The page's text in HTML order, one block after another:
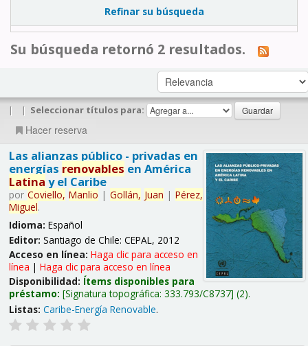
Refinar su búsqueda
Su búsqueda retornó 2 resultados.
| | Seleccionar títulos para:
Hacer reserva
Las alianzas público - privadas en
energías renovables en América
Latina y el Caribe
por Coviello, Manlio | Gollán, Juan | Pérez,
Miguel.
Idioma: Español
Editor: Santiago de Chile: CEPAL, 2012
Acceso en línea: Haga clic para acceso en
línea | Haga clic para acceso en línea
Disponibilidad: Ítems disponibles para
préstamo: Signatura topográfica: 333.793/C8737 (2).
Listas: Caribe-Energía Renovable.